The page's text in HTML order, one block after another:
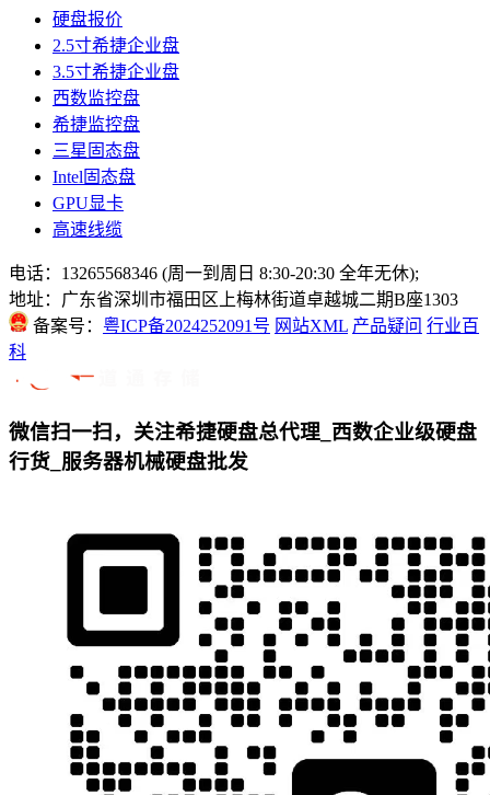
硬盘报价
2.5寸希捷企业盘
3.5寸希捷企业盘
西数监控盘
希捷监控盘
三星固态盘
Intel固态盘
GPU显卡
高速线缆
电话：13265568346 (周一到周日 8:30-20:30 全年无休);
地址：广东省深圳市福田区上梅林街道卓越城二期B座1303
备案号： 粤ICP备2024252091号 网站XML 产品疑问 行业百
科
微信扫一扫，关注希捷硬盘总代理_西数企业级硬盘
行货_服务器机械硬盘批发